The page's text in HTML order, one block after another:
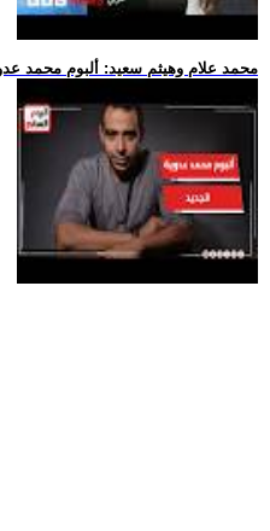
.. محمد علام وهيثم سعيد: ألبوم محمد